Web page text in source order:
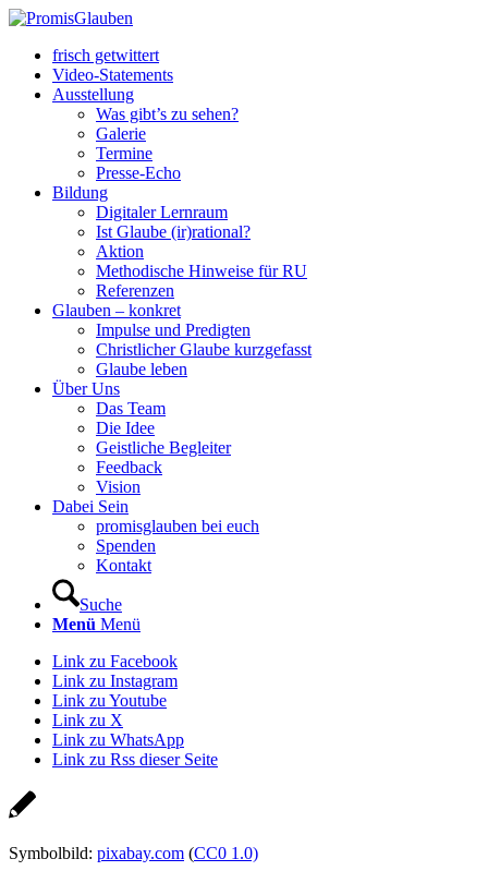
frisch getwittert
Video-Statements
Ausstellung
Was gibt’s zu sehen?
Galerie
Termine
Presse-Echo
Bildung
Digitaler Lernraum
Ist Glaube (ir)rational?
Aktion
Methodische Hinweise für RU
Referenzen
Glauben – konkret
Impulse und Predigten
Christlicher Glaube kurzgefasst
Glaube leben
Über Uns
Das Team
Die Idee
Geistliche Begleiter
Feedback
Vision
Dabei Sein
promisglauben bei euch
Spenden
Kontakt
Suche
Menü Menü
Link zu Facebook
Link zu Instagram
Link zu Youtube
Link zu X
Link zu WhatsApp
Link zu Rss dieser Seite
Symbolbild: pixabay.com (CC0 1.0)